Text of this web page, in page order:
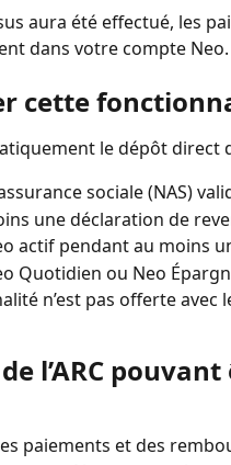
aura été effectué, les
dans votre compte Neo.
cette
le dépôt direct
sociale (NAS)
une déclaration de
actif pendant au moins
Quotidien ou Neo
n’est pas offerte avec
l’ARC
paiements et des